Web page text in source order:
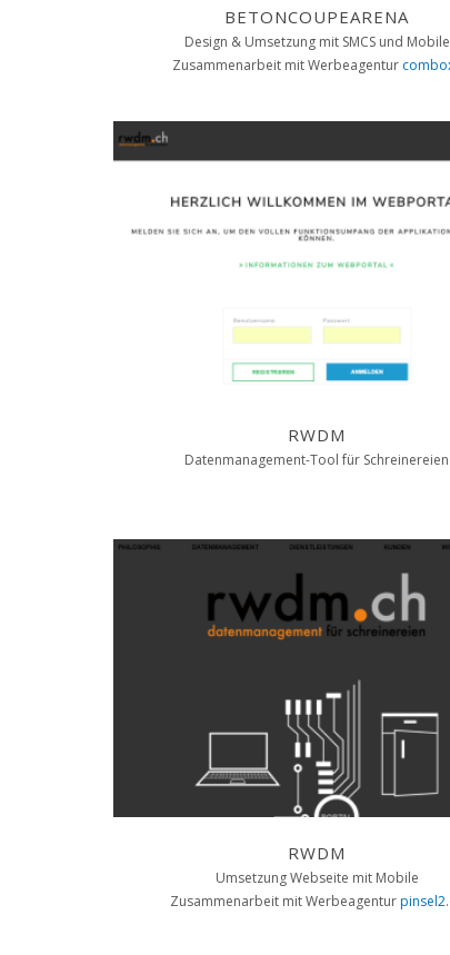
BETONCOUPEARENA
Design & Umsetzung mit SMCS und Mobile
Zusammenarbeit mit Werbeagentur
RWDM
Datenmanagement-Tool für Schreinereien
RWDM
Umsetzung Webseite mit Mobile
Zusammenarbeit mit Werbeagentur